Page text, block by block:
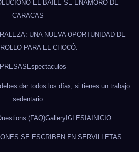
EL BAILE SE ENAMORÓ DE
CARACAS
UNA NUEVA OPORTUNIDAD DE
PARA EL CHOCÓ.
Espectaculos
dar todos los días, si tienes un trabajo
sedentario
(FAQ)GalleryIGLESIAINICIO
SE ESCRIBEN EN SERVILLETAS.